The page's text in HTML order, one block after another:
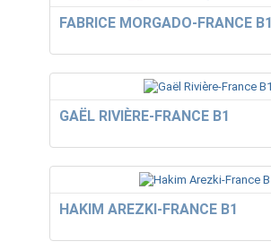
FABRICE MORGADO-FRANCE B1
GAËL RIVIÈRE-FRANCE B1
HAKIM AREZKI-FRANCE B1